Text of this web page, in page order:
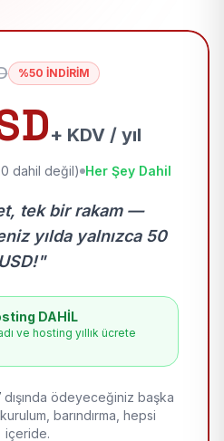
%50 İNDİRİM
+ KDV / yıl
dahil değil) Her Şey Dahil
tek bir rakam —
yılda yalnızca 50
USD!"
DAHİL
ve hosting yıllık ücrete
dışında ödeyeceğiniz başka
barındırma, hepsi
içeride.